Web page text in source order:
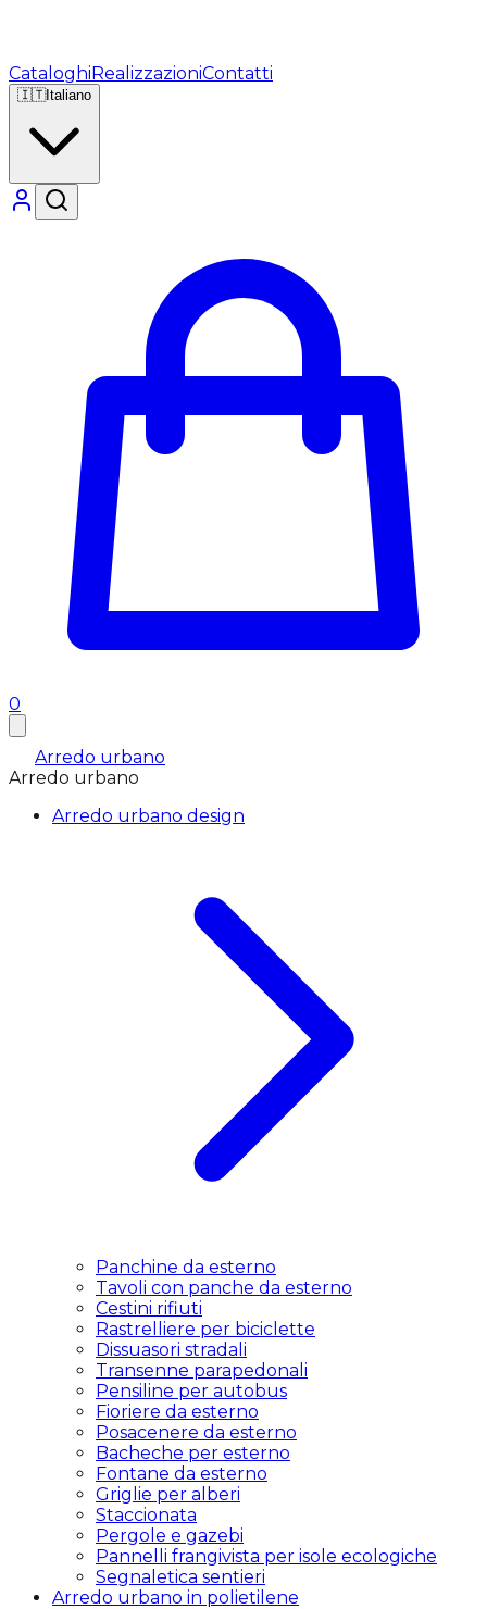
CataloghiRealizzazioniContatti
🇮🇹Italiano
0
Arredo urbano
Arredo urbano
Arredo urbano design
Panchine da esterno
Tavoli con panche da esterno
Cestini rifiuti
Rastrelliere per biciclette
Dissuasori stradali
Transenne parapedonali
Pensiline per autobus
Fioriere da esterno
Posacenere da esterno
Bacheche per esterno
Fontane da esterno
Griglie per alberi
Staccionata
Pergole e gazebi
Pannelli frangivista per isole ecologiche
Segnaletica sentieri
Arredo urbano in polietilene